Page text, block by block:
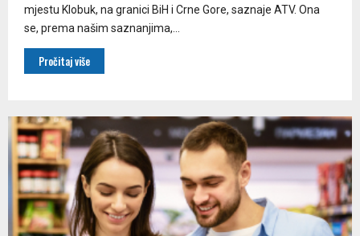
mjestu Klobuk, na granici BiH i Crne Gore, saznaje ATV. Ona
se, prema našim saznanjima,...
Pročitaj više